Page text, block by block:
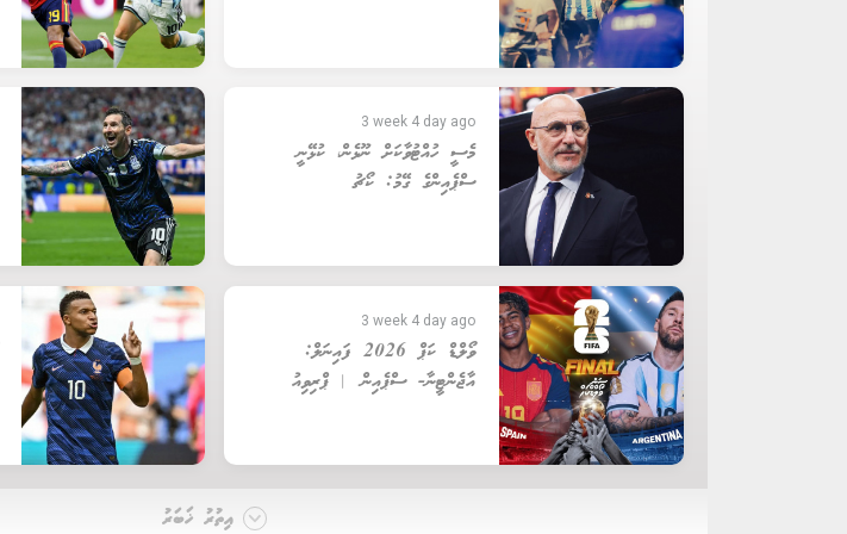
3 week 4 day ago
މެސީ ހުއްޓުވާކަށް ނޫޅެން، ކުޅޭނީ
ސްޕެއިންގެ ގޭމު: ކޯޗު
3 week 4 day ago
ވޯލްޑް ކަޕް 2026 ފައިނަލް:
އާޖެންޓީނާ- ސްޕެއިން | ޕްރިވިއު
އިތުރު ޚަބަރު